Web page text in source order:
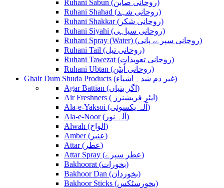
Ruhani Sabun (روحانی صابن)
Ruhani Shahad (روحانی شہد)
Ruhani Shakkar (روحانی شکر)
Ruhani Siyahi (روحانی سیاہی)
Ruhani Spray (Water) (روحانی سپرے، پانی)
Ruhani Tail (روحانی تیل)
Ruhani Tawezat (روحانی تعویذات)
Ruhani Ubtan (روحانی اُبٹن)
Ghair Dum Shuda Products (غیر دم شدہ اشیاء)
Agar Battian (اگر بتیاں)
Air Freshners ( ایئر فریشنرز)
Ala-e-Yaksoi (آلہ یکسوئی)
Ala-e-Noor (آلہ نور)
Alwah (الواح)
Amber (عنبر)
Attar (عطر)
Attar Spray (عطر سپرے)
Bakhoorat (بخورات)
Bakhoor Dan (بخوردان)
Bakhoor Sticks (بخورسٹکس)